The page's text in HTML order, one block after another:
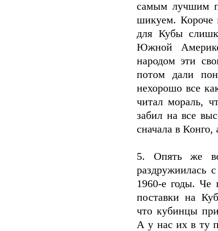
самым лучшим
шикуем. Короче
для Кубы
Южной
народом эти
потом дали
нехорошо все
читал мораль,
забил на все
сначала в
5. Опять же
1960-е годы. Че
поставки на
что кубинцы
А у нас их в ту